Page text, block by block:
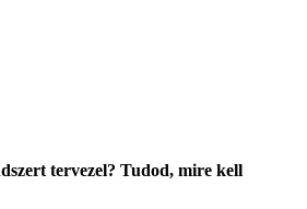
tervezel? Tudod, mire kell